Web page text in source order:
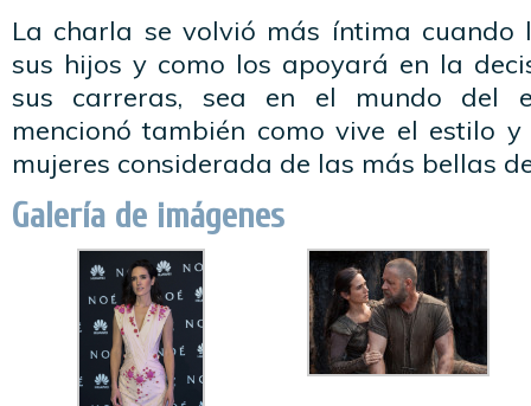
La charla se volvió más íntima cuando
sus hijos y como los apoyará en la
sus carreras, sea en el mundo del
mencionó también como vive el estilo
mujeres considerada de las más bellas
Galería de imágenes